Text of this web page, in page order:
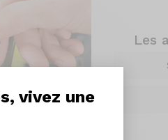
vivez une
Les